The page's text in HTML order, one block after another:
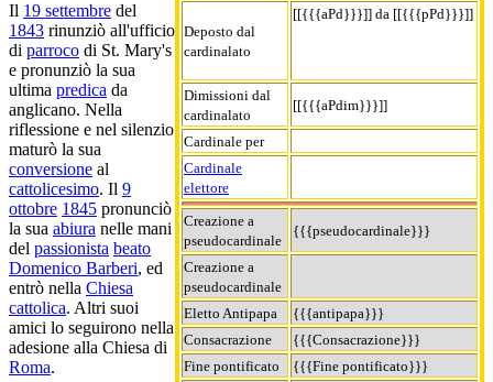
Deposto dal
cardinalato
[[{{{aPd}}}]] da [[{{{pPd}}}]]
Dimissioni dal
cardinalato
[[{{{aPdim}}}]]
Cardinale per
Cardinale
elettore
Creazione a
pseudocardinale
{{{pseudocardinale}}}
Creazione a
pseudocardinale
Eletto Antipapa
{{{antipapa}}}
Consacrazione
{{{Consacrazione}}}
Fine pontificato
{{{Fine pontificato}}}
Il 19 settembre del
1843 rinunziò all'ufficio
di parroco di St. Mary's
e pronunziò la sua
ultima predica da
anglicano. Nella
riflessione e nel silenzio
maturò la sua
conversione al
cattolicesimo. Il 9
ottobre 1845 pronunciò
la sua abiura nelle mani
del passionista beato
Domenico Barberi, ed
entrò nella Chiesa
cattolica. Altri suoi
amici lo seguirono nella
adesione alla Chiesa di
Roma.